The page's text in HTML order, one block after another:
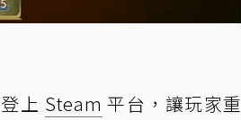
上 Steam 平台，讓玩家重